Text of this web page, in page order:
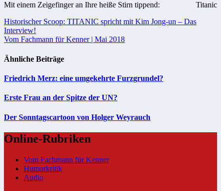
Mit einem Zeigefinger an Ihre heiße Stirn tippend:
Titanic
Beitragsnavigation
Historischer Scoop: TITANIC spricht mit Kim Jong-un – Das
Interview!
Vom Fachmann für Kenner | Mai 2018
Ähnliche Beiträge
Friedrich Merz: eine umgekehrte Furzgrundel?
Erste Frau an der Spitze der UN?
Der Sonntagscartoon von Holger Weyrauch
Online-Rubriken
Vom Fachmann für Kenner
Humorkritik
Audio